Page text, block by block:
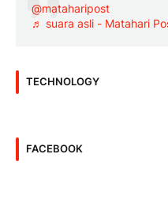
@mataharipost
♬ suara asli - Matahari
TECHNOLOGY
FACEBOOK